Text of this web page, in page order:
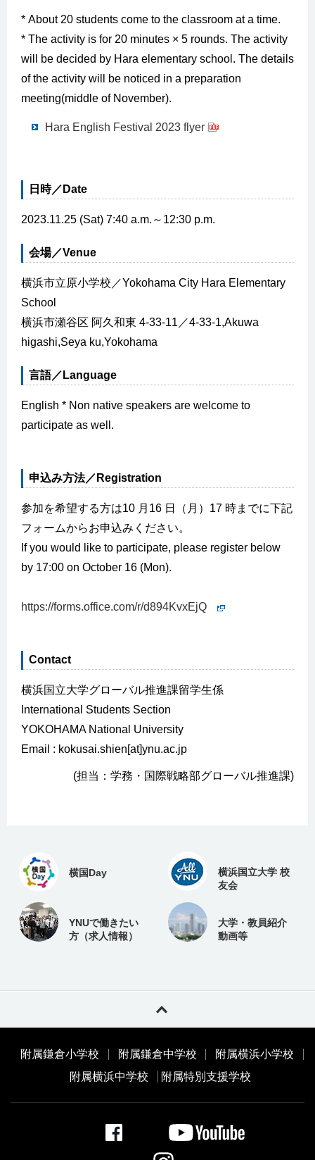
* About 20 students come to the classroom at a time.
* The activity is for 20 minutes × 5 rounds. The activity
will be decided by Hara elementary school. The details
of the activity will be noticed in a preparation
meeting(middle of November).
Hara English Festival 2023 flyer
日時／Date
2023.11.25 (Sat) 7:40 a.m.～12:30 p.m.
会場／Venue
横浜市立原小学校／Yokohama City Hara Elementary
School
横浜市瀬谷区 阿久和東 4-33-11／4-33-1,Akuwa
higashi,Seya ku,Yokohama
言語／Language
English * Non native speakers are welcome to
participate as well.
申込み方法／Registration
参加を希望する方は10 月16 日（月）17 時までに下記
フォームからお申込みください。
If you would like to participate, please register below
by 17:00 on October 16 (Mon).
https://forms.office.com/r/d894KvxEjQ
Contact
横浜国立大学グローバル推進課留学生係
International Students Section
YOKOHAMA National University
Email : kokusai.shien[at]ynu.ac.jp
(担当：学務・国際戦略部グローバル推進課)
横国Day
横浜国立大学 校
友会
YNUで働きたい
方（求人情報）
大学・教員紹介
動画等
附属鎌倉小学校 附属鎌倉中学校
附属横浜小学校
附属横浜中学校
附属特別支援学校